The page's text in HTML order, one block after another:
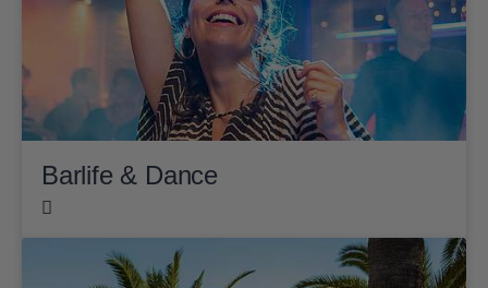
Barlife & Dance